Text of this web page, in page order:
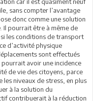
sans compter l’avantage
donc comme une solution
Il pourrait être à même de
les conditions de transport
d’activité physique
sont effectués
avoir une incidence
de vie des citoyens, parce
les niveaux de stress, en plus
à la solution du
contribuerait à la réduction